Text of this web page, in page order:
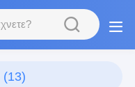
(13)